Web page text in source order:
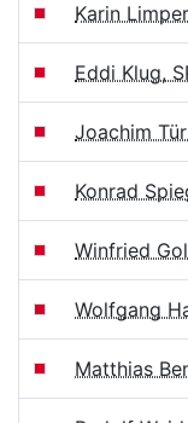
Karin
Eddi Klug,
Joachim
Konrad
Winfried
Wolfgang
Matthias